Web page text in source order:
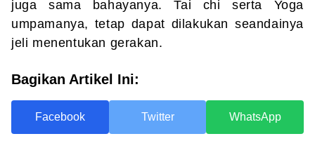
juga sama bahayanya. Tai chi serta Yoga
umpamanya, tetap dapat dilakukan seandainya
jeli menentukan gerakan.
Bagikan Artikel Ini:
Facebook Twitter WhatsApp